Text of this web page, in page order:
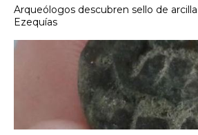
Arqueólogos descubren sello de
Ezequías